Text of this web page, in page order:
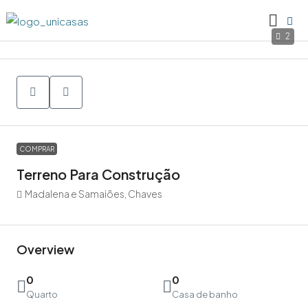
2
COMPRAR
Terreno Para Construção
Madalena e Samaiões, Chaves
Overview
0
Quarto
0
Casa de banho